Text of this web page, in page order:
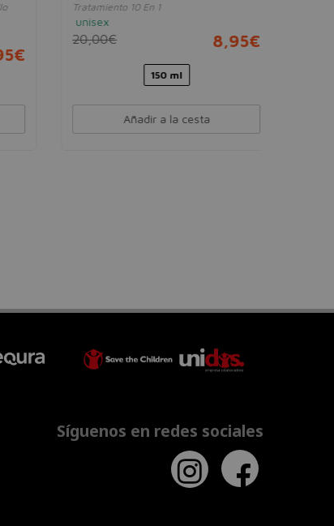
Tratamiento 10 En 1
unisex
20,00€ 8,95€
150 ml
Añadir a la cesta
Síguenos en redes sociales